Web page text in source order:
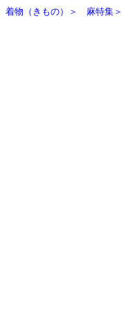
着物（きもの）＞ 麻特集＞